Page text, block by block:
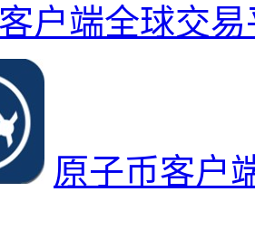
户端全球交
原子币客户